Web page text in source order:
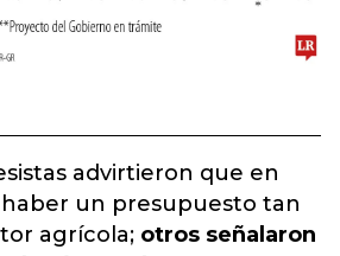
advirtieron que en
un presupuesto tan
agrícola; otros señalaron